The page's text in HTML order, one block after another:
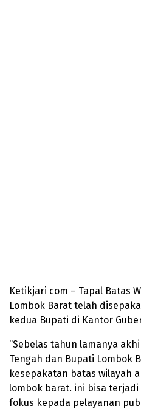
Ketikjari com – Tapal Batas
Lombok Barat telah
kedua Bupati di Kantor
“Sebelas tahun lamanya
Tengah dan Bupati Lombok
kesepakatan batas wilayah
lombok barat. ini bisa
fokus kepada pelayanan